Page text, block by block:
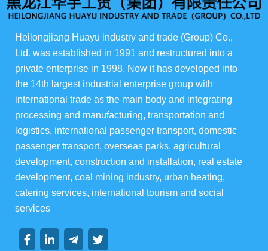
俄罗斯伊娃农场
华宇酒店宴会级
华宇楼盘
集团资讯
Heilongjiang Huayu industry and trade (Group) Co.,
Ltd. was established in 1991 and restructured into a
private enterprise in 1998. Now it has developed into
the 14th largest industrial enterprise group with
international trade as the main body and integrating
processing and manufacturing, transportation and
logistics, international passenger transport, domestic
passenger transport, overseas parks, agricultural
development, construction and installation, real estate
development, coal mining industry, urban heating,
catering services, international tourism and social
services